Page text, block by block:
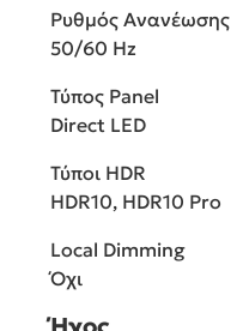
Ρυθμός Ανανέωσης
50/60 Hz
Τύπος Panel
Direct LED
Τύποι HDR
HDR10, HDR10 Pro
Local Dimming
Όχι